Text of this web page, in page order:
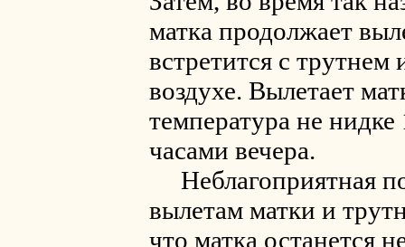
матка продолжает
встретится с
воздухе. Вылетает
температура не
часами вечера.
Неблагоприятная
вылетам матки и
что матка останется